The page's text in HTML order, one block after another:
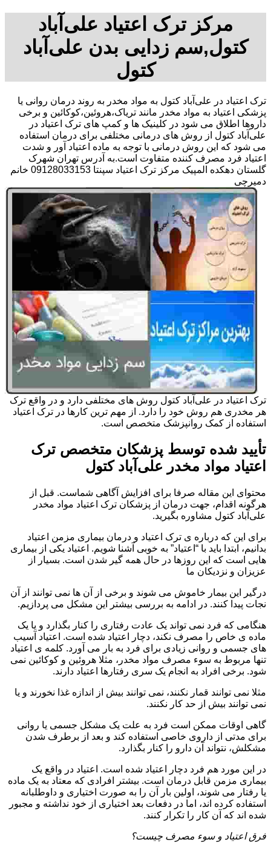
مرکز ترک اعتیاد علی‌آباد
کتول,سم زدایی بدن علی‌آباد
کتول
ترک اعتیاد در علی‌آباد کتول به مواد مخدر به روند درمان روانی یا
پزشکی اعتیاد به مواد مخدر مانند تریاک،هروئین،کوکائین و برخی
داروها اطلاق می شود در کلینیک ها و کمپ های ترک اعتیاد در
علی‌آباد کتول از روش های درمانی مختلفی برای درمان استفاده
می شود که این روش درمانی با توجه به ماده اعتیاد آور و شدت
اعتیاد فرد مصرف کننده متفاوت است.به آدرس تهران شهرک
گلستان دهکده المپیک مرکز ترک اعتیاد سپنتا 09128033153 خانم
دمیرچی
ترک اعتیاد در علی‌آباد کتول روش های مختلفی دارد و در واقع ترک
هر مخدری هم روش خود را دارد. از مهم ترین کارها در ترک اعتیاد
استفاده از کمک روانپزشک متخصص است.
تأیید شده توسط پزشکان متخصص ترک
اعتیاد مواد مخدر علی‌آباد کتول
محتوای این مقاله صرفا برای افزایش آگاهی شماست. قبل از
هرگونه اقدام، جهت درمان از پزشکان ترک اعتیاد مواد مخدر
علی‌آباد کتول مشاوره بگیرید.
برای این که درباره ی ترک اعتیاد و درمان بیماری مزمن اعتیاد
بدانیم، ابتدا باید با “اعتیاد” به خوبی آشنا شویم. اعتیاد یکی از بیماری
هایی است که این روزها در حال همه گیر شدن است. بسیار از
عزیزان و نزدیکان ما
درگیر این بیمار خاموش می شوند و برخی از آن ها نمی توانند از آن
نجات پیدا کنند. در ادامه به بررسی بیشتر این مشکل می پردازیم.
هنگامی که فرد نمی تواند یک عادت رفتاری را کنار بگذارد و یا یک
ماده ی خاص را مصرف نکند، دچار اعتیاد شده است. اعتیاد آسیب
های جسمی و روانی زیادی برای فرد به بار می آورد. کلمه ی اعتیاد
تنها مربوط به سوء مصرف مواد مخدر، مثلا هروئین و کوکائین نمی
شود. برخی افراد به انجام یک سری رفتارها اعتیاد دارند.
مثلا نمی توانند قمار نکنند، نمی توانند بیش از اندازه غذا نخورند و یا
نمی توانند بیش از حد کار نکنند.
گاهی اوقات ممکن است فرد به علت یک مشکل جسمی یا روانی
برای مدتی از داروی خاصی استفاده کند و بعد از برطرف شدن
مشکلش، نتواند آن دارو را کنار بگذارد.
در این مورد هم فرد دچار اعتیاد شده است. اعتیاد در واقع یک
بیماری مزمن قابل درمان است. بیشتر افرادی که معتاد به یک ماده
یا رفتار می شوند، اولین بار آن را به صورت اختیاری و داوطلبانه
استفاده کرده اند، اما در دفعات بعد اختیاری از خود نداشته و مجبور
شده اند که آن کار را تکرار کنند.
فرق اعتیاد و سوء مصرف چیست؟